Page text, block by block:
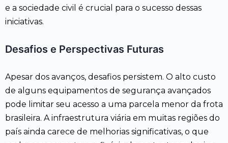
e a sociedade civil é crucial para o sucesso dessas
iniciativas.
Desafios e Perspectivas Futuras
Apesar dos avanços, desafios persistem. O alto custo
de alguns equipamentos de segurança avançados
pode limitar seu acesso a uma parcela menor da frota
brasileira. A infraestrutura viária em muitas regiões do
país ainda carece de melhorias significativas, o que